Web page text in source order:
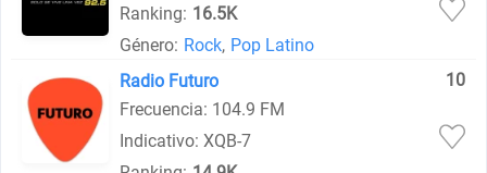
Ranking: 16.5K
Género: Rock, Pop Latino
Radio Futuro
10
Frecuencia: 104.9 FM
Indicativo: XQB-7